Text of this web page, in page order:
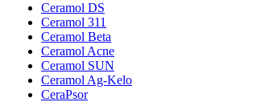
Ceramol DS
Ceramol 311
Ceramol Beta
Ceramol Acne
Ceramol SUN
Ceramol Ag-Kelo
CeraPsor